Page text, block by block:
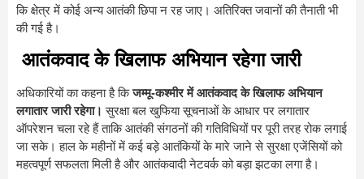
कि क्षेत्र में कोई अन्य आतंकी छिपा न रह जाए। अतिरिक्त जवानों की तैनाती भी
की गई है।
आतंकवाद के खिलाफ अभियान रहेगा जारी
अधिकारियों का कहना है किजम्मू-कश्मीर में आतंकवाद के खिलाफ अभियान
लगातार जारी रहेगा। सुरक्षा बल खुफिया सूचनाओं के आधार पर लगातार
ऑपरेशन चला रहे हैं ताकि आतंकी संगठनों की गतिविधियों पर पूरी तरह रोक लगाई
जा सके। हाल के महीनों में कई बड़े आतंकियों के मारे जाने से सुरक्षा एजेंसियों को
महत्वपूर्ण सफलता मिली है और आतंकवादी नेटवर्क को बड़ा झटका लगा है।